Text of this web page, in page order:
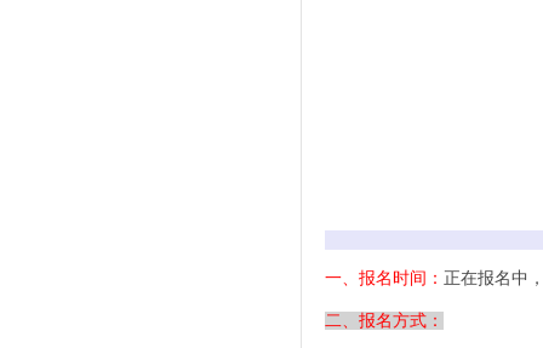
一、报名时间： 正在报名中
二、报名方式：